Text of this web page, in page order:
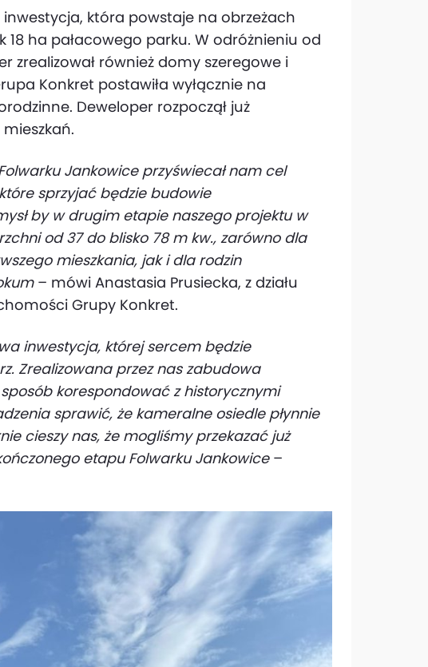
która powstaje na obrzeżach
ha pałacowego parku. W odróżnieniu od
zrealizował również domy szeregowe i
Konkret postawiła wyłącznie na
Deweloper rozpoczął już
Jankowice przyświecał nam cel
sprzyjać będzie budowie
by w drugim etapie naszego projektu w
od 37 do blisko 78 m kw., zarówno dla
mieszkania, jak i dla rodzin
– mówi Anastasia Prusiecka, z działu
Grupy Konkret.
inwestycja, której sercem będzie
Zrealizowana przez nas zabudowa
korespondować z historycznymi
sprawić, że kameralne osiedle płynnie
cieszy nas, że mogliśmy przekazać już
etapu Folwarku Jankowice–